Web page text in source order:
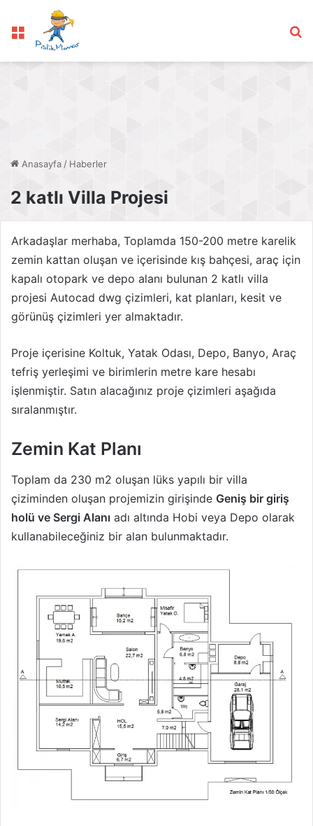
Menü
Anasayfa / Haberler
2 katlı Villa Projesi
Zemin Kat Planı
1. Kat Planı
Kesit Çizimleri
Görünüş Çizimleri
Arkadaşlar merhaba, Toplamda 150-200 metre karelik
zemin kattan oluşan ve içerisinde kış bahçesi, araç için
kapalı otopark ve depo alanı bulunan 2 katlı villa
projesi Autocad dwg çizimleri, kat planları, kesit ve
görünüş çizimleri yer almaktadır.
Proje içerisine Koltuk, Yatak Odası, Depo, Banyo, Araç
tefriş yerleşimi ve birimlerin metre kare hesabı
işlenmiştir. Satın alacağınız proje çizimleri aşağıda
sıralanmıştır.
Zemin Kat Planı
Toplam da 230 m2 oluşan lüks yapılı bir villa
çiziminden oluşan projemizin girişinde Geniş bir giriş
holü ve Sergi Alanı adı altında Hobi veya Depo olarak
kullanabileceğiniz bir alan bulunmaktadır.